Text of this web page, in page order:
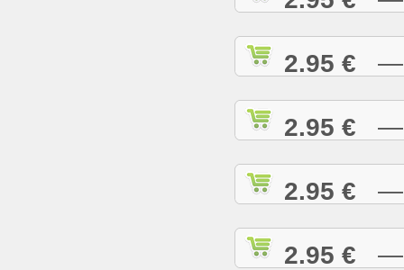
2.95 € —
2.95 € —
2.95 € —
2.95 € —